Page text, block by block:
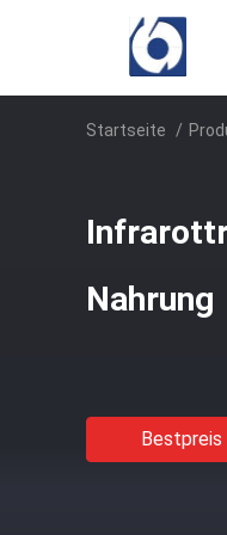
Startseite /
Nahrung
Bestpreis